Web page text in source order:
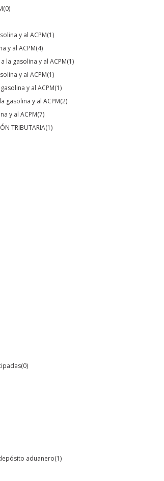
(0)
y al ACPM(1)
y al ACPM(4)
la gasolina y al ACPM(1)
y al ACPM(1)
y al ACPM(1)
gasolina y al ACPM(2)
y al ACPM(7)
TRIBUTARIA(1)
(0)
aduanero(1)